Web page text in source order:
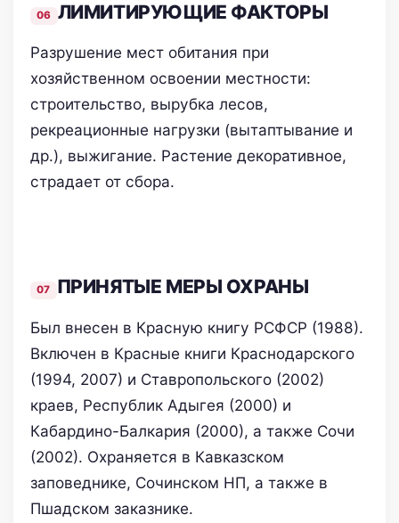
ЛИМИТИРУЮЩИЕ ФАКТОРЫ
Разрушение мест обитания при
хозяйственном освоении местности:
строительство, вырубка лесов,
рекреационные нагрузки (вытаптывание и
др.), выжигание. Растение декоративное,
страдает от сбора.
ПРИНЯТЫЕ МЕРЫ ОХРАНЫ
Был внесен в Красную книгу РСФСР (1988).
Включен в Красные книги Краснодарского
(1994, 2007) и Ставропольского (2002)
краев, Республик Адыгея (2000) и
Кабардино-Балкария (2000), а также Сочи
(2002). Охраняется в Кавказском
заповеднике, Сочинском НП, а также в
Пшадском заказнике.